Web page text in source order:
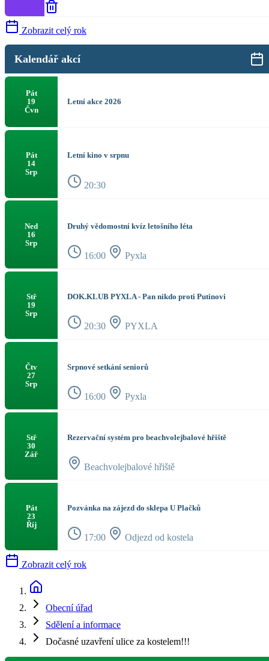
Zobrazit celý rok
Kalendář akcí
Pát
19
Čvn
Letní akce 2026
Pát
14
Srp
Letní kino v srpnu
20:30
Ned
16
Srp
Druhý vědomostní kvíz letošního léta
16:00 Pyxla
Stř
19
Srp
DOK.KLUB PYXLA - Pan nikdo proti Putinovi
20:30 PYXLA
Čtv
27
Srp
Srpnové setkání seniorů
16:00 Pyxla
Stř
30
Zář
Rezervační systém pro beachvolejbalové hřiště
Beachvolejbalové hřiště
Pát
23
Říj
Pozvánka na zájezd do sklepa U Plačků
17:00 Odjezd od kostela
Zobrazit celý rok
Obecní úřad
Sdělení a informace
Dočasné uzavření ulice za kostelem!!!